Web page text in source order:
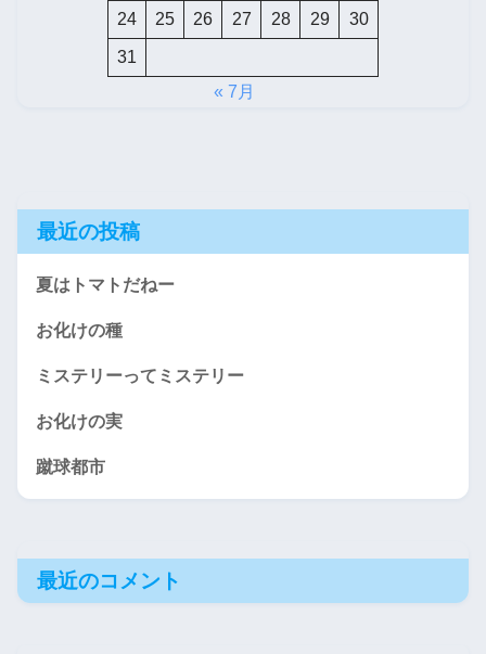
24 25 26 27 28 29 30
31
« 7月
最近の投稿
夏はトマトだねー
お化けの種
ミステリーってミステリー
お化けの実
蹴球都市
最近のコメント